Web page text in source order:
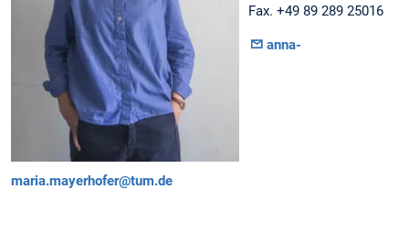
Fax. +49 89 289 25016
anna-
maria.mayerhofer@tum.de